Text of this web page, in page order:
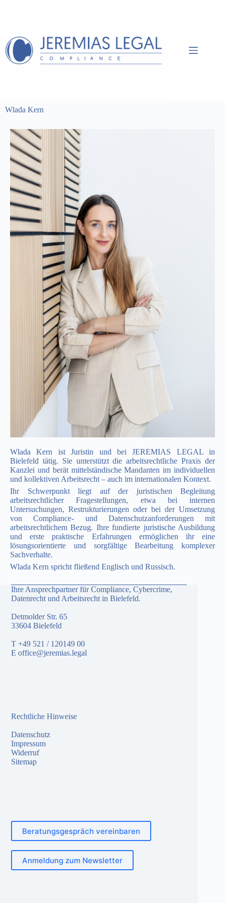
Wlada Kern
Wlada Kern ist Juristin und bei JEREMIAS LEGAL in
Bielefeld tätig. Sie unterstützt die arbeitsrechtliche Praxis der
Kanzlei und berät mittelständische Mandanten im individuellen
und kollektiven Arbeitsrecht – auch im internationalen Kontext.
Ihr Schwerpunkt liegt auf der juristischen Begleitung
arbeitsrechtlicher Fragestellungen, etwa bei internen
Untersuchungen, Restrukturierungen oder bei der Umsetzung
von Compliance- und Datenschutzanforderungen mit
arbeitsrechtlichem Bezug. Ihre fundierte juristische Ausbildung
und erste praktische Erfahrungen ermöglichen ihr eine
lösungsorientierte und sorgfältige Bearbeitung komplexer
Sachverhalte.
Wlada Kern spricht fließend Englisch und Russisch.
Ihre Ansprechpartner für Compliance, Cybercrime,
Datenrecht und Arbeitsrecht in Bielefeld.
Detmolder Str. 65
33604 Bielefeld
T+49 521 / 120149 00
Eoffice@jeremias.legal
Rechtliche Hinweise
Datenschutz
Impressum
Widerruf
Sitemap
Beratungsgespräch vereinbaren
Anmeldung zum Newsletter